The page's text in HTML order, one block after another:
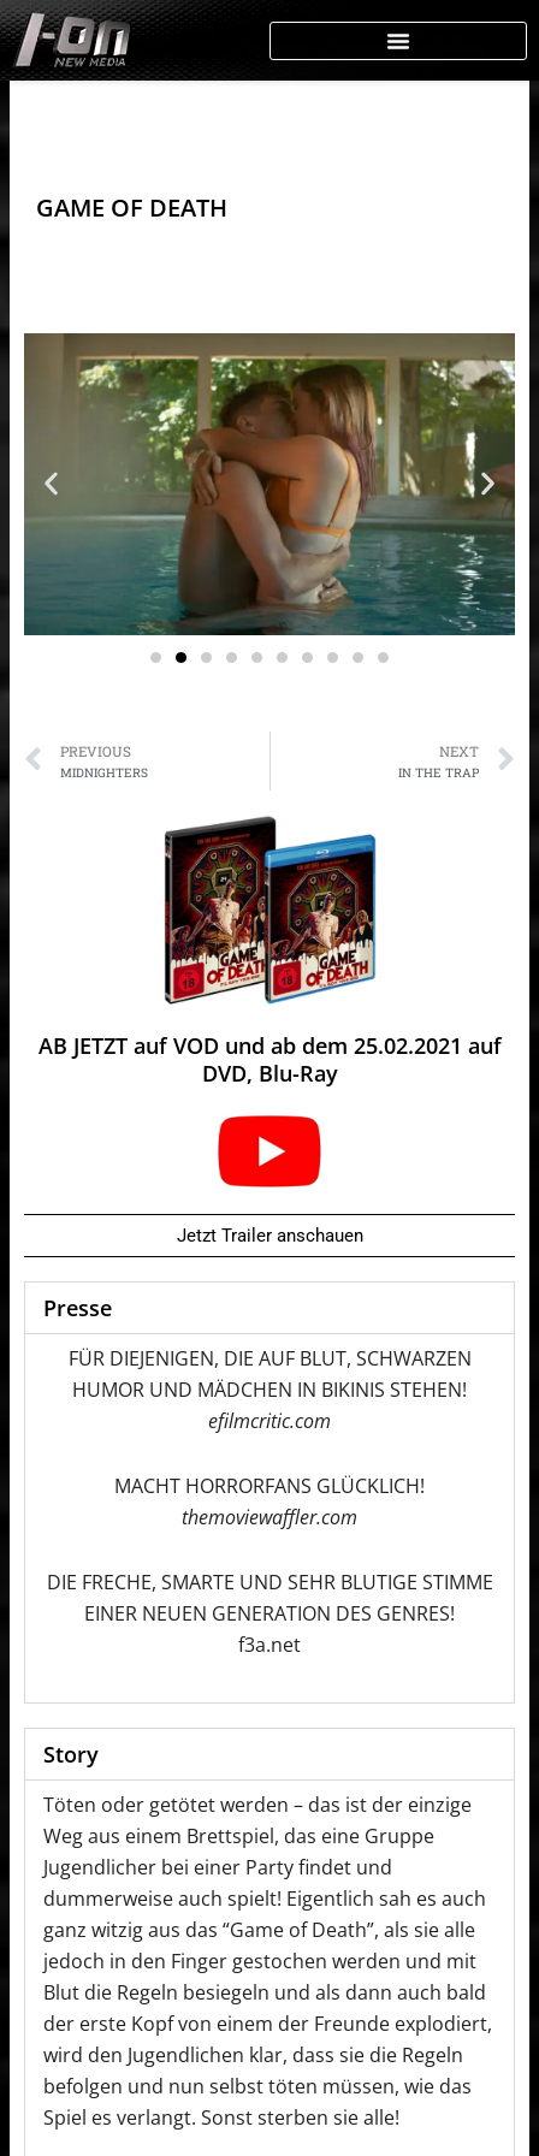
Skip
to
content
GAME OF DEATH
PREVIOUS
MIDNIGHTERS
NEXT
IN THE TRAP
AB JETZT auf VOD und ab dem 25.02.2021 auf
DVD, Blu-Ray
Jetzt Trailer anschauen
Presse
FÜR DIEJENIGEN, DIE AUF BLUT, SCHWARZEN
HUMOR UND MÄDCHEN IN BIKINIS STEHEN!
efilmcritic.com
MACHT HORRORFANS GLÜCKLICH!
themoviewaffler.com
DIE FRECHE, SMARTE UND SEHR BLUTIGE STIMME
EINER NEUEN GENERATION DES GENRES!
f3a.net
Story
Töten oder getötet werden – das ist der einzige
Weg aus einem Brettspiel, das eine Gruppe
Jugendlicher bei einer Party findet und
dummerweise auch spielt! Eigentlich sah es auch
ganz witzig aus das “Game of Death”, als sie alle
jedoch in den Finger gestochen werden und mit
Blut die Regeln besiegeln und als dann auch bald
der erste Kopf von einem der Freunde explodiert,
wird den Jugendlichen klar, dass sie die Regeln
befolgen und nun selbst töten müssen, wie das
Spiel es verlangt. Sonst sterben sie alle!